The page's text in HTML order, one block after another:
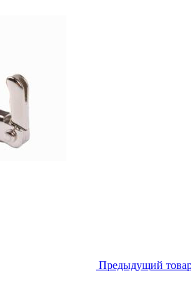
Предыдущий